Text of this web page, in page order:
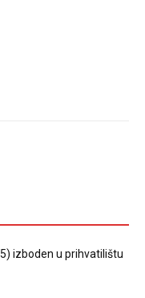
izboden u prihvatilištu